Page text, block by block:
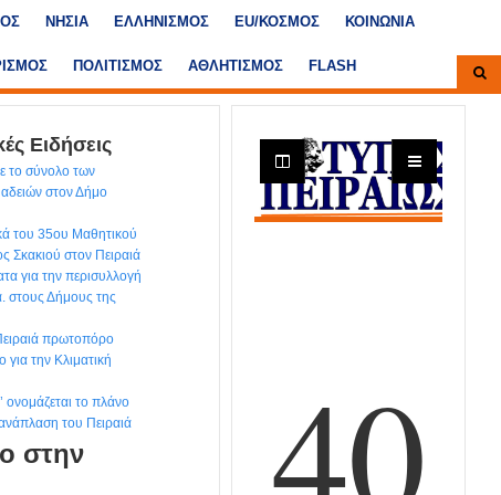
ΝΗΣΙΑ ΕΛΛΗΝΙΣΜΟΣ ΕU/ΚΟΣΜΟΣ ΚΟΙΝΩΝΙΑ
ΠΟΛΙΤΙΣΜΟΣ ΑΘΛΗΤΙΣΜΟΣ FLASH
Ειδήσεις
το σύνολο των
στον Δήμο
του 35ου Μαθητικού
Σκακιού στον Πειραιά
για την περισυλλογή
στους Δήμους της
πρωτοπόρο
για την Κλιματική
ονομάζεται το πλάνο
του Πειραιά
στην